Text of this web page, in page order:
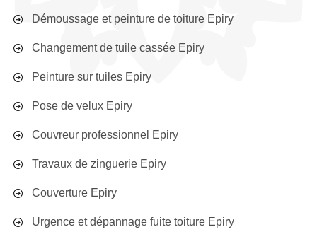
Démoussage et peinture de toiture Epiry
Changement de tuile cassée Epiry
Peinture sur tuiles Epiry
Pose de velux Epiry
Couvreur professionnel Epiry
Travaux de zinguerie Epiry
Couverture Epiry
Urgence et dépannage fuite toiture Epiry